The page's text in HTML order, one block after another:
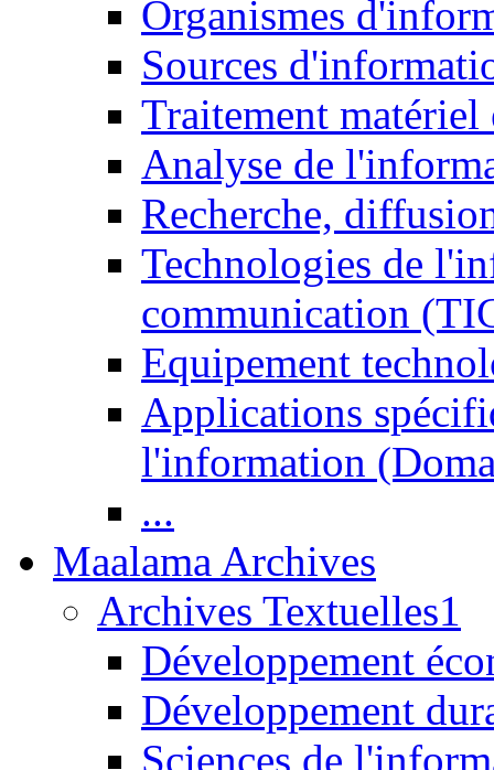
Organismes
Sources
Traitement matériel
Analyse de
Recherche,
Technologies de
communication
Equipement
Applications
l'information
...
Maalama Archives
Archives Textuelles1
Développement
Développement
Sciences de